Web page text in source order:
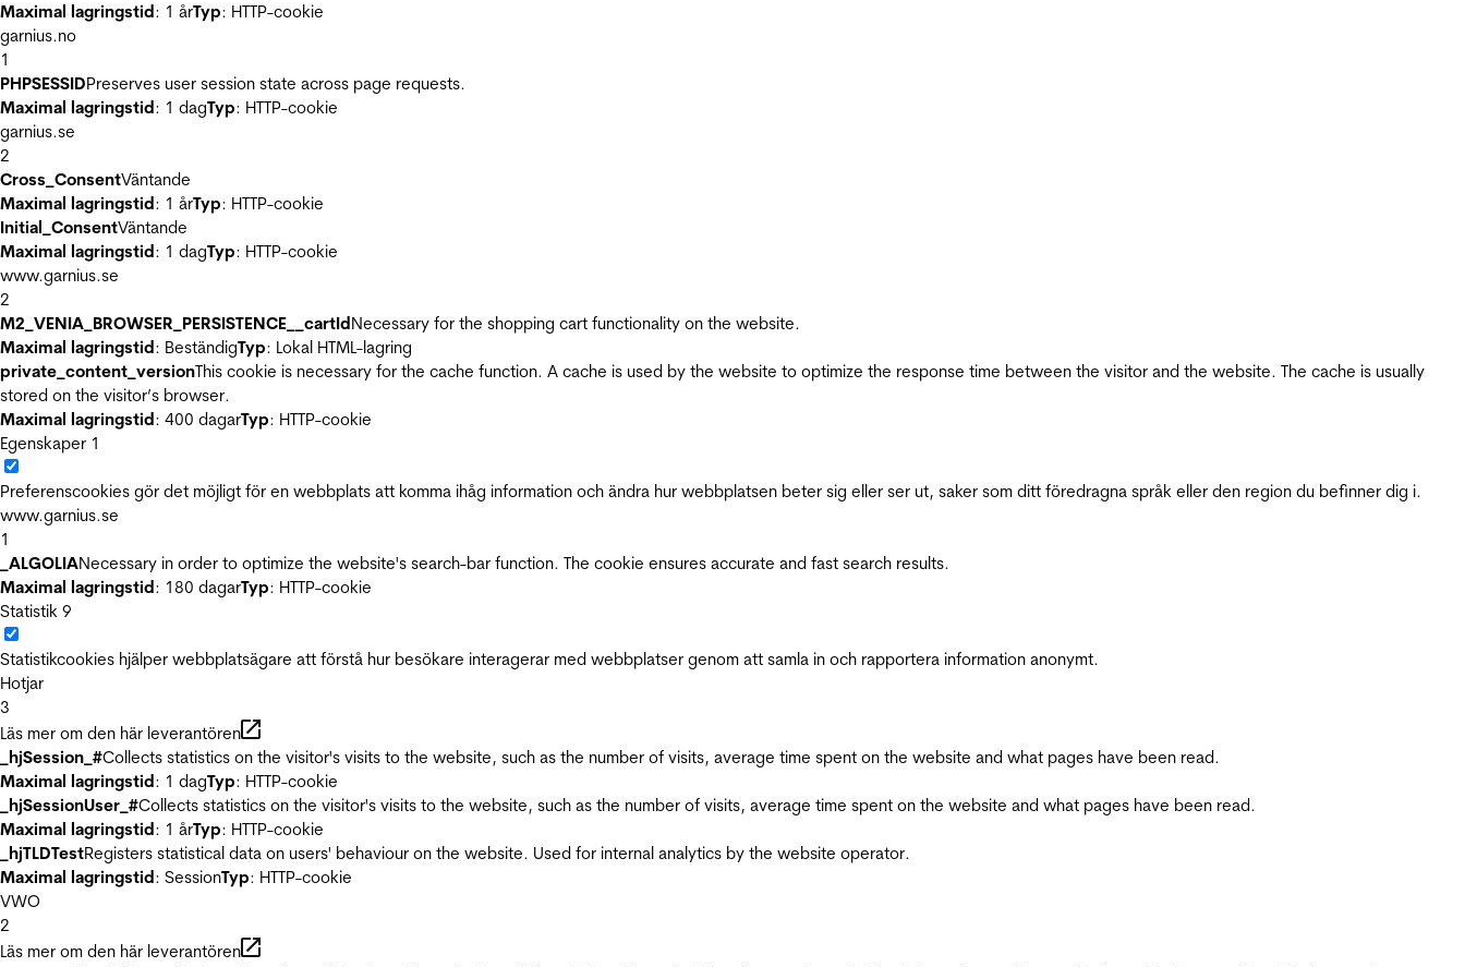
Maximal lagringstid: 1 årTyp: HTTP-cookie
garnius.no
1
PHPSESSIDPreserves user session state across page requests.
Maximal lagringstid: 1 dagTyp: HTTP-cookie
garnius.se
2
Cross_ConsentVäntande
Maximal lagringstid: 1 årTyp: HTTP-cookie
Initial_ConsentVäntande
Maximal lagringstid: 1 dagTyp: HTTP-cookie
www.garnius.se
2
M2_VENIA_BROWSER_PERSISTENCE__cartIdNecessary for the shopping cart functionality on the website.
Maximal lagringstid: BeständigTyp: Lokal HTML-lagring
private_content_versionThis cookie is necessary for the cache function. A cache is used by the website to optimize the response time between the visitor and the website. The cache is usually
stored on the visitor’s browser.
Maximal lagringstid: 400 dagarTyp: HTTP-cookie
Egenskaper 1
Preferenscookies gör det möjligt för en webbplats att komma ihåg information och ändra hur webbplatsen beter sig eller ser ut, saker som ditt föredragna språk eller den region du befinner dig i.
www.garnius.se
1
_ALGOLIANecessary in order to optimize the website's search-bar function. The cookie ensures accurate and fast search results.
Maximal lagringstid: 180 dagarTyp: HTTP-cookie
Statistik 9
Statistikcookies hjälper webbplatsägare att förstå hur besökare interagerar med webbplatser genom att samla in och rapportera information anonymt.
Hotjar
3
Läs mer om den här leverantören
_hjSession_#Collects statistics on the visitor's visits to the website, such as the number of visits, average time spent on the website and what pages have been read.
Maximal lagringstid: 1 dagTyp: HTTP-cookie
_hjSessionUser_#Collects statistics on the visitor's visits to the website, such as the number of visits, average time spent on the website and what pages have been read.
Maximal lagringstid: 1 årTyp: HTTP-cookie
_hjTLDTestRegisters statistical data on users' behaviour on the website. Used for internal analytics by the website operator.
Maximal lagringstid: SessionTyp: HTTP-cookie
VWO
2
Läs mer om den här leverantören